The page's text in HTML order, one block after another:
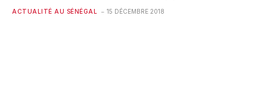
ACTUALITÉ AU SÉNÉGAL 15 DÉCEMBRE 2018